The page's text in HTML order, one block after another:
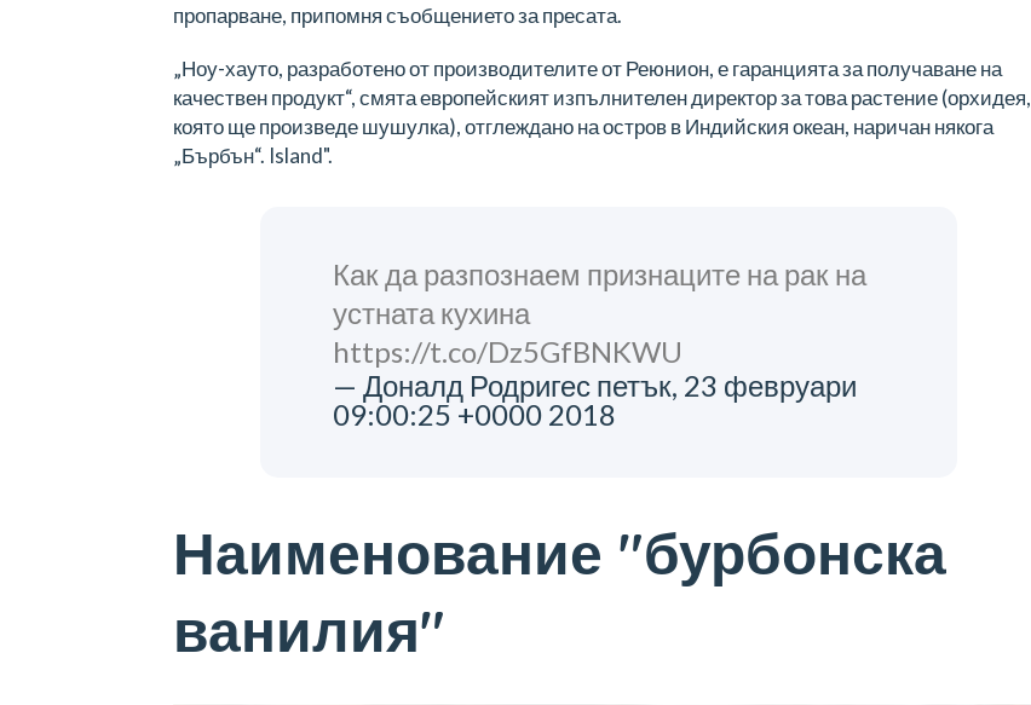
пропарване, припомня съобщението за пресата.
„Ноу-хауто, разработено от производителите от Реюнион, е гаранцията за получаване на
качествен продукт“, смята европейският изпълнителен директор за това растение (орхидея,
която ще произведе шушулка), отглеждано на остров в Индийския океан, наричан някога
„Бърбън“. Island".
Как да разпознаем признаците на рак на
устната кухина
https://t.co/Dz5GfBNKWU
— Доналд Родригес петък, 23 февруари
09:00:25 +0000 2018
Наименование "бурбонска
ванилия"